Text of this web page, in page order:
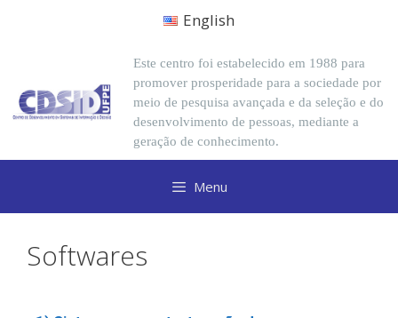
English
Este centro foi estabelecido em 1988 para
promover prosperidade para a sociedade por
meio de pesquisa avançada e da seleção e do
desenvolvimento de pessoas, mediante a
geração de conhecimento.
Menu
Softwares